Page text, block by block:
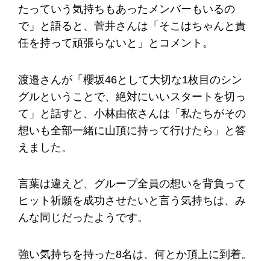
たっていう気持ちもあったメンバーもいるの
で」と語ると、菅井さんは「そこはちゃんと責
任を持って頑張らないと」とコメント。
渡邉さんが「櫻坂46として大切な1枚目のシン
グルということで、絶対にいいスタートを切っ
て」と話すと、小林由依さんは「私たちがその
想いも全部一緒に山頂に持って行けたら」と答
えました。
言葉は違えど、グループ全員の想いを背負って
ヒット祈願を成功させたいと言う気持ちは、み
んな同じだったようです。
強い気持ちを持った8名は、何とか頂上に到着。